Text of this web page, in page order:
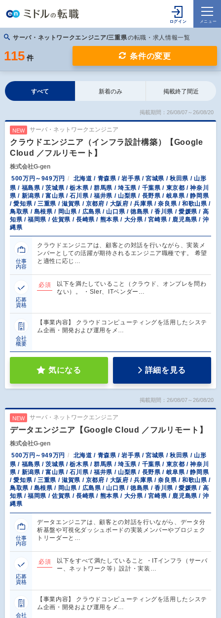
サーバ・ネットワークエンジニア/三重県の転職・求人情報一覧
115 件 条件の変更
すべて 新着のみ 掲載終了間近
掲載期間：26/08/07～26/08/20
NEW サーバ・ネットワークエンジニア
クラウドエンジニア（インフラ設計構築）【Google
Cloud ／フルリモート】
株式会社G-gen
500万円～949万円
北海道 / 青森県 / 岩手県 / 宮城県 / 秋田県 / 山形
県 / 福島県 / 茨城県 / 栃木県 / 群馬県 / 埼玉県 / 千葉県 / 東京都 / 神奈川
県 / 新潟県 / 富山県 / 石川県 / 福井県 / 山梨県 / 長野県 / 岐阜県 / 静岡県
/ 愛知県 / 三重県 / 滋賀県 / 京都府 / 大阪府 / 兵庫県 / 奈良県 / 和歌山県 /
鳥取県 / 島根県 / 岡山県 / 広島県 / 山口県 / 徳島県 / 香川県 / 愛媛県 / 高
知県 / 福岡県 / 佐賀県 / 長崎県 / 熊本県 / 大分県 / 宮崎県 / 鹿児島県 / 沖
縄県
仕事
内容
クラウドエンジニアは、顧客との対話を行いながら、実装メ
ンバーとしての活躍が期待されるエンジニア職種です。 希望
と適性に応じ…
応募
資格
必須
以下を満たしていること（クラウド、オンプレを問わ
ない）。 ・SIer、ITベンダー…
会社
概要
【事業内容】 クラウドコンピューティングを活用したシステ
ム企画・開発および運用をメ…
気になる 詳細を見る
掲載期間：26/08/07～26/08/20
NEW サーバ・ネットワークエンジニア
データエンジニア【Google Cloud ／フルリモート】
株式会社G-gen
500万円～949万円
北海道 / 青森県 / 岩手県 / 宮城県 / 秋田県 / 山形
県 / 福島県 / 茨城県 / 栃木県 / 群馬県 / 埼玉県 / 千葉県 / 東京都 / 神奈川
県 / 新潟県 / 富山県 / 石川県 / 福井県 / 山梨県 / 長野県 / 岐阜県 / 静岡県
/ 愛知県 / 三重県 / 滋賀県 / 京都府 / 大阪府 / 兵庫県 / 奈良県 / 和歌山県 /
鳥取県 / 島根県 / 岡山県 / 広島県 / 山口県 / 徳島県 / 香川県 / 愛媛県 / 高
知県 / 福岡県 / 佐賀県 / 長崎県 / 熊本県 / 大分県 / 宮崎県 / 鹿児島県 / 沖
縄県
仕事
内容
データエンジニアは、顧客との対話を行いながら、データ分
析基盤や可視化ダッシュボードの実装メンバーやプロジェク
トリーダーと…
応募
資格
必須
以下をすべて満たしていること ・ITインフラ（サーバ
ー、ネットワーク等）設計・実装…
会社
【事業内容】 クラウドコンピューティングを活用したシステ
ム企画・開発および運用をメ…